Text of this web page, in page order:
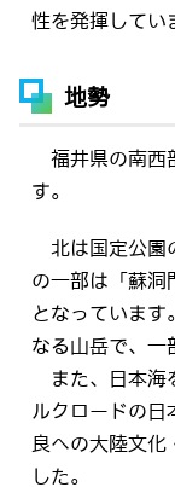
性を発揮してい
地勢
福井県の南西
す。
北は国定公園
の一部は「蘇洞
となっています
なる山岳で、一
また、日本海
ルクロードの
良への大陸文化
した。